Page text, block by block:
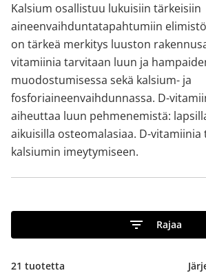
Kalsium osallistuu lukuisiin tärkeisiin
aineenvaihduntatapahtumiin
on tärkeä merkitys luuston
vitamiinia tarvitaan luun ja
muodostumisessa sekä kalsium- ja
fosforiaineenvaihdunnassa. D-
aiheuttaa luun pehmenemistä:
aikuisilla osteomalasiaa. D-vitamiinia
kalsiumin imeytymiseen.
Rajaa
21 tuotetta